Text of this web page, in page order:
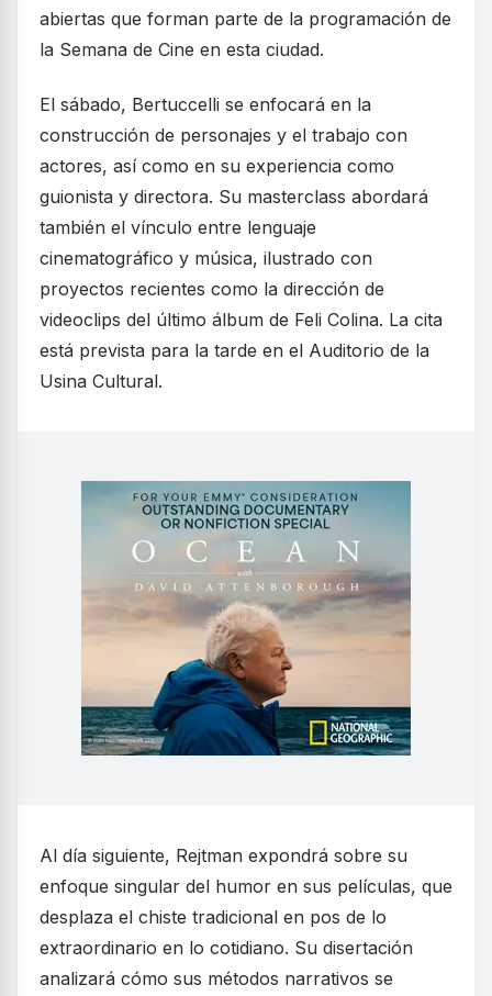
abiertas que forman parte de la programación de
la Semana de Cine en esta ciudad.
El sábado, Bertuccelli se enfocará en la
construcción de personajes y el trabajo con
actores, así como en su experiencia como
guionista y directora. Su masterclass abordará
también el vínculo entre lenguaje
cinematográfico y música, ilustrado con
proyectos recientes como la dirección de
videoclips del último álbum de Feli Colina. La cita
está prevista para la tarde en el Auditorio de la
Usina Cultural.
Al día siguiente, Rejtman expondrá sobre su
enfoque singular del humor en sus películas, que
desplaza el chiste tradicional en pos de lo
extraordinario en lo cotidiano. Su disertación
analizará cómo sus métodos narrativos se